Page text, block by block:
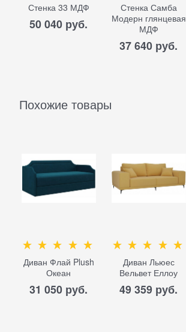
Стенка 33 МДФ
50 040 руб.
Стенка Самба
Модерн глянцевая
МДФ
37 640 руб.
Похожие товары
Диван Флай Plush
Океан
31 050 руб.
Диван Льюес
Вельвет Еллоу
49 359 руб.